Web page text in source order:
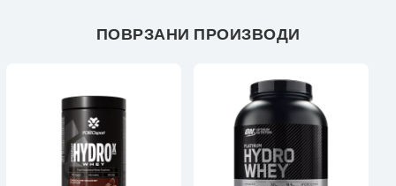
ПОВРЗАНИ ПРОИЗВОДИ